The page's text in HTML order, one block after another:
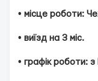
• місце роботи:
• виїзд на 3 міс.
• графік роботи: